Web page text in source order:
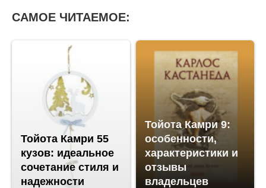
САМОЕ ЧИТАЕМОЕ:
Тойота Камри 55
кузов: идеальное
сочетание стиля и
надежности
Тойота Камри 9:
особенности,
характеристики и
отзывы
владельцев